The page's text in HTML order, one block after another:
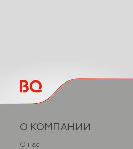
О КОМПАНИИ
О нас